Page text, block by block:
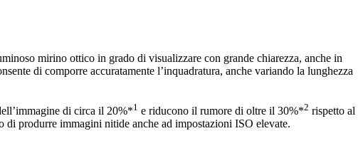
mirino ottico in grado di visualizzare con grande chiarezza, anche in
di comporre accuratamente l’inquadratura, anche variando la lunghezza
di circa il 20%*1 e riducono il rumore di oltre il 30%*2 rispetto al
produrre immagini nitide anche ad impostazioni ISO elevate.